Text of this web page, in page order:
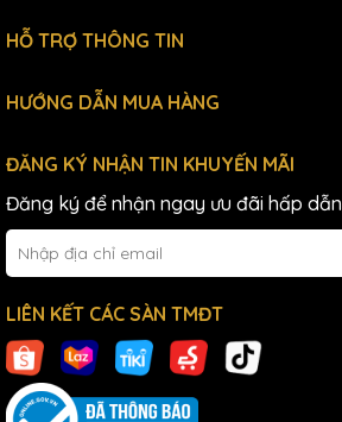
HỖ TRỢ THÔNG TIN
HƯỚNG DẪN MUA HÀNG
ĐĂNG KÝ NHẬN TIN KHUYẾN MÃI
Đăng ký để nhận ngay ưu đãi hấp dẫn
LIÊN KẾT CÁC SÀN TMĐT